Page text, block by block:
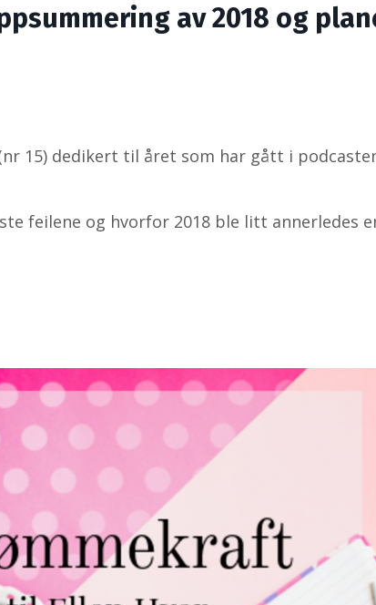
av 2018 og
15) dedikert til året som har gått i
feilene og hvorfor 2018 ble litt annerledes